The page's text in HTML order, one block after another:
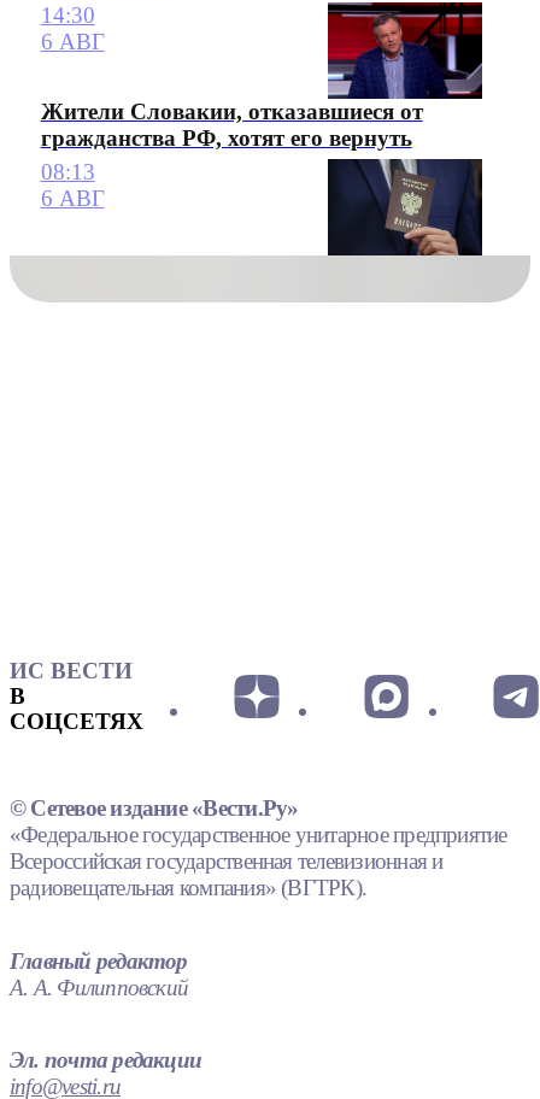
14:30
6 АВГ
Жители Словакии, отказавшиеся от
гражданства РФ, хотят его вернуть
08:13
6 АВГ
ИС ВЕСТИ
В
СОЦСЕТЯХ
© Сетевое издание «Вести.Ру»
«Федеральное государственное унитарное предприятие
Всероссийская государственная телевизионная и
радиовещательная компания» (ВГТРК).
Главный редактор
А. А. Филипповский
Эл. почта редакции
info@vesti.ru